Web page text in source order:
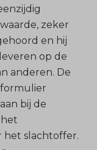
zeker
en hij
op de
anderen. De
bij de
het slachtoffer.